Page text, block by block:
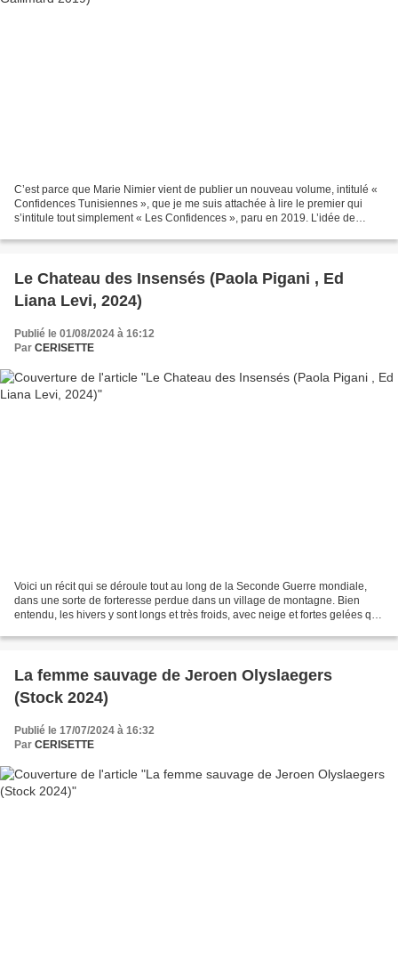
C’est parce que Marie Nimier vient de publier un nouveau volume, intitulé «
Confidences Tunisiennes », que je me suis attachée à lire le premier qui
s’intitule tout simplement « Les Confidences », paru en 2019. L’idée de
Le Chateau des Insensés (Paola Pigani , Ed
Liana Levi, 2024)
Publié le 01/08/2024 à 16:12
Par CERISETTE
Voici un récit qui se déroule tout au long de la Seconde Guerre mondiale,
dans une sorte de forteresse perdue dans un village de montagne. Bien
entendu, les hivers y sont longs et très froids, avec neige et fortes gelées qui
La femme sauvage de Jeroen Olyslaegers
(Stock 2024)
Publié le 17/07/2024 à 16:32
Par CERISETTE